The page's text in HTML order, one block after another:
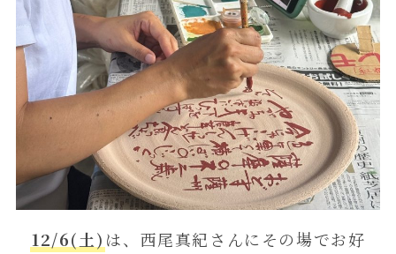
12/6(土) は、西尾真紀さんにその場でお好